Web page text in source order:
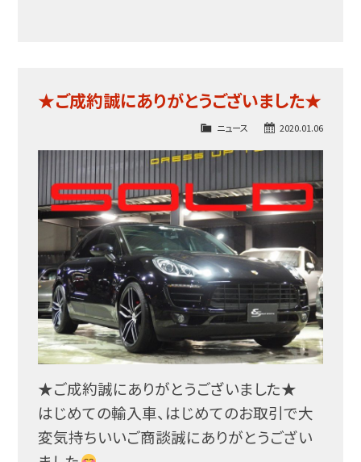
★ご成約誠にありがとうございました★
2020.01.06
ニュース
★ご成約誠にありがとうございました★
はじめての輸入車、はじめてのお取引で大
変気持ちいいご商談誠にありがとうござい